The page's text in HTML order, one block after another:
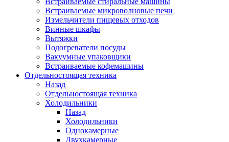
Встраиваемые микроволновые печи
Измельчители пищевых отходов
Винные шкафы
Вытяжки
Подогреватели посуды
Вакуумные упаковщики
Встраиваемые кофемашины
Отдельностоящая техника
Назад
Отдельностоящая техника
Холодильники
Назад
Холодильники
Однокамерные
Двухкамерные